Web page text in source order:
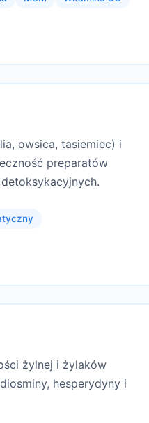
owsica, tasiemiec) i
preparatów
żylnej i żylaków
hesperydyny i